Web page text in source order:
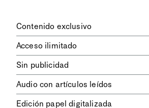
Contenido exclusivo
digitales dela diaria
los contenidos de Le Monde
diplomatique.
Acceso ilimitado
contenidos.
Sin publicidad
publicitarios.
Audio con artículos leídos
Edición papel digitalizada